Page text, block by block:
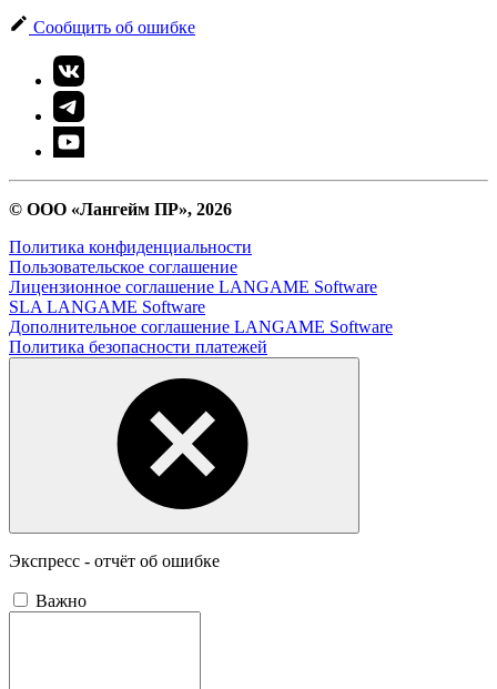
Сообщить об ошибке
© ООО «Лангейм ПР», 2026
Политика конфиденциальности
Пользовательское соглашение
Лицензионное соглашение LANGAME Software
SLA LANGAME Software
Дополнительное соглашение LANGAME Software
Политика безопасности платежей
Экспресс - отчёт об ошибке
Важно